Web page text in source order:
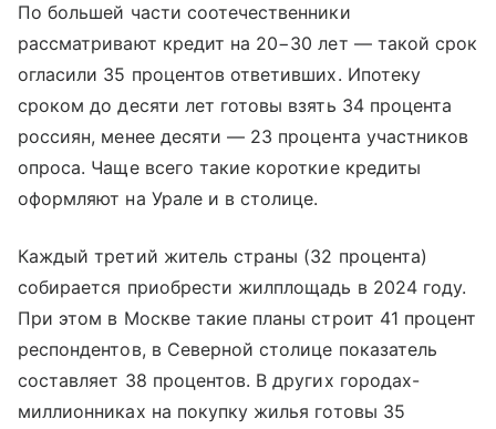
По большей части соотечественники
рассматривают кредит на 20−30 лет — такой срок
огласили 35 процентов ответивших. Ипотеку
сроком до десяти лет готовы взять 34 процента
россиян, менее десяти — 23 процента участников
опроса. Чаще всего такие короткие кредиты
оформляют на Урале и в столице.
Каждый третий житель страны (32 процента)
собирается приобрести жилплощадь в 2024 году.
При этом в Москве такие планы строит 41 процент
респондентов, в Северной столице показатель
составляет 38 процентов. В других городах-
миллионниках на покупку жилья готовы 35